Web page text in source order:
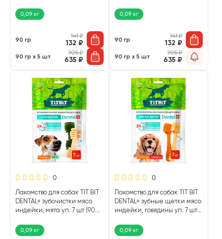
0,09 кг
90 гр
141₽
132 ₽
90 гр х 5 шт
705₽
635 ₽
0,09 кг
90 гр
141₽
132 ₽
90 гр х 5 шт
705₽
635 ₽
0
Лакомство для собак TIT BIT
DENTAL+ зубочистки мясо
индейки, мята уп. 7 шт (90
0,09 кг
0
Лакомство для собак TIT BIT
DENTAL+ зубные щетки мясо
индейки, говядины уп. 7 шт
0,09 кг